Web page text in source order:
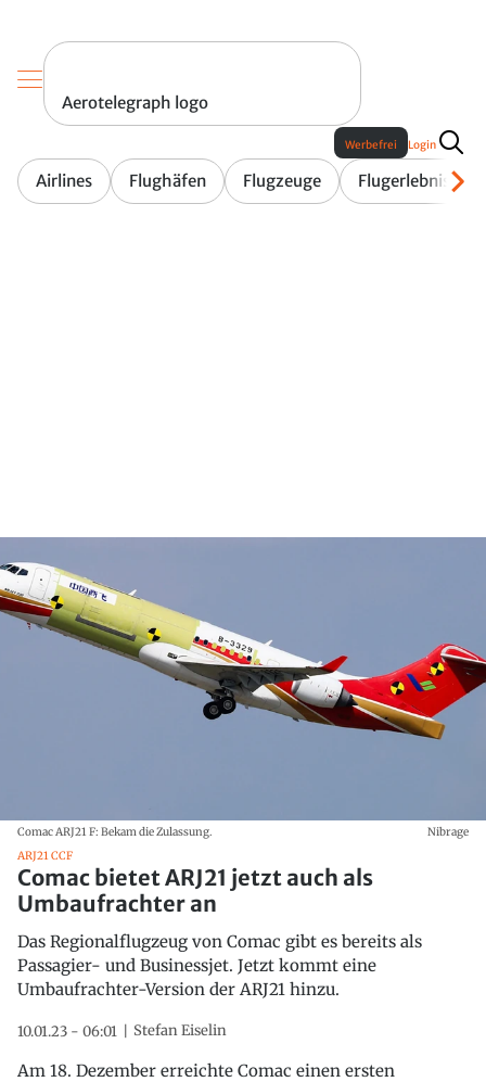
Aerotelegraph logo
Airlines Flughäfen Flugzeuge Flugerlebnis
Werbefrei Login
Comac ARJ21 F: Bekam die Zulassung.
Nibrage
ARJ21 CCF
Comac bietet ARJ21 jetzt auch als
Umbaufrachter an
Das Regionalflugzeug von Comac gibt es bereits als
Passagier- und Businessjet. Jetzt kommt eine
Umbaufrachter-Version der ARJ21 hinzu.
10.01.23 - 06:01 Stefan Eiselin
Am 18. Dezember erreichte Comac einen ersten